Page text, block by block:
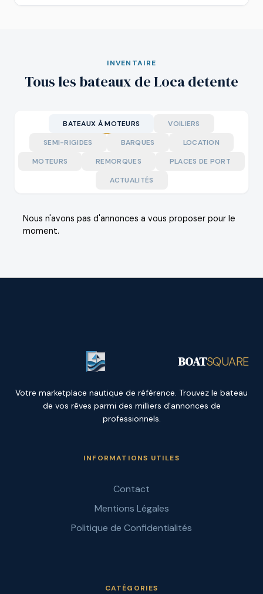
INVENTAIRE
Tous les bateaux de Loca detente
BATEAUX À MOTEURS
VOILIERS
SEMI-RIGIDES
BARQUES
LOCATION
MOTEURS
REMORQUES
PLACES DE PORT
ACTUALITÉS
Nous n'avons pas d'annonces a vous proposer pour le
moment.
BOATSQUARE
Votre marketplace nautique de référence. Trouvez le bateau
de vos rêves parmi des milliers d'annonces de
professionnels.
INFORMATIONS UTILES
Contact
Mentions Légales
Politique de Confidentialités
CATÉGORIES